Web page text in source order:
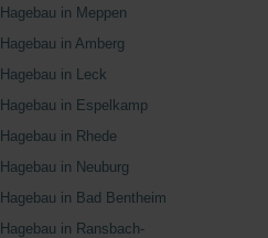
Hagebau in Meppen
Hagebau in Amberg
Hagebau in Leck
Hagebau in Espelkamp
Hagebau in Rhede
Hagebau in Neuburg
Hagebau in Bad Bentheim
Hagebau in Ransbach-